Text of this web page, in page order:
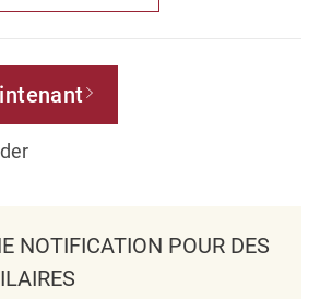
NOTIFICATION POUR DES